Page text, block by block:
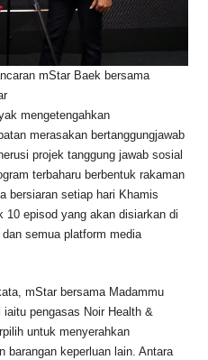
mStar Baek bersama
mengetengahkan
merasakan bertanggungjawab
projek tanggung jawab sosial
terbaharu berbentuk rakaman
bersiaran setiap hari Khamis
10 episod yang akan disiarkan di
semua platform media
mStar bersama Madammu
pengasas Noir Health &
untuk menyerahkan
barangan keperluan lain. Antara